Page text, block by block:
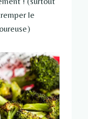
le